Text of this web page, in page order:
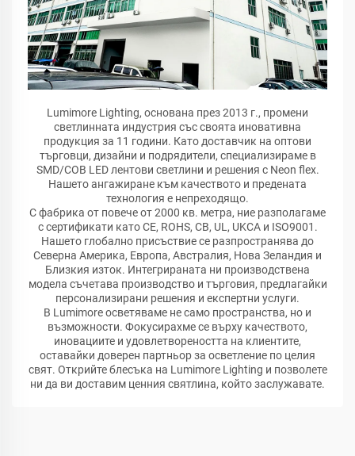
Lumimore Lighting, основана през 2013 г., промени
светлинната индустрия със своята иновативна
продукция за 11 години. Като доставчик на оптови
търговци, дизайни и подрядители, специализираме в
SMD/COB LED лентови светлини и решения с Neon flex.
Нашето ангажиране към качеството и предената
технология е непреходящо.
С фабрика от повече от 2000 кв. метра, ние разполагаме
с сертификати като CE, ROHS, CB, UL, UKCA и ISO9001.
Нашето глобално присъствие се разпространява до
Северна Америка, Европа, Австралия, Нова Зеландия и
Близкия изток. Интегрираната ни производствена
модела съчетава производство и търговия, предлагайки
персонализирани решения и експертни услуги.
В Lumimore осветяваме не само пространства, но и
възможности. Фокусирахме се върху качеството,
иновациите и удовлетвореността на клиентите,
оставайки доверен партньор за осветление по целия
свят. Открийте блесъка на Lumimore Lighting и позволете
ни да ви доставим ценния святлина, който заслужавате.